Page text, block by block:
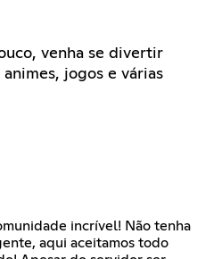
venha se divertir
jogos e várias
incrível! Não tenha
aqui aceitamos todo